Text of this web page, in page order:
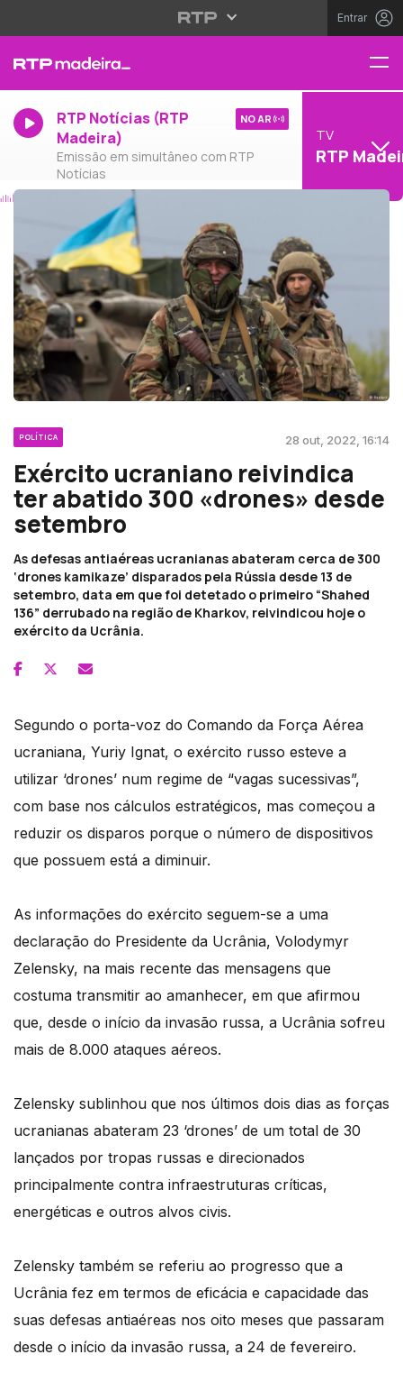
Entrar
RTP Notícias (RTP
Madeira)
Emissão em simultâneo com RTP
Notícias
NO AR
TV
RTP
POLÍTICA 28 out, 2022, 16:14
Exército ucraniano reivindica
ter abatido 300 «drones» desde
setembro
As defesas antiaéreas ucranianas abateram cerca de 300
‘drones kamikaze’ disparados pela Rússia desde 13 de
setembro, data em que foi detetado o primeiro “Shahed
136” derrubado na região de Kharkov, reivindicou hoje o
exército da Ucrânia.
Segundo o porta-voz do Comando da Força Aérea
ucraniana, Yuriy Ignat, o exército russo esteve a
utilizar ‘drones’ num regime de “vagas sucessivas”,
com base nos cálculos estratégicos, mas começou a
reduzir os disparos porque o número de dispositivos
que possuem está a diminuir.
As informações do exército seguem-se a uma
declaração do Presidente da Ucrânia, Volodymyr
Zelensky, na mais recente das mensagens que
costuma transmitir ao amanhecer, em que afirmou
que, desde o início da invasão russa, a Ucrânia sofreu
mais de 8.000 ataques aéreos.
Zelensky sublinhou que nos últimos dois dias as forças
ucranianas abateram 23 ‘drones’ de um total de 30
lançados por tropas russas e direcionados
principalmente contra infraestruturas críticas,
energéticas e outros alvos civis.
Zelensky também se referiu ao progresso que a
Ucrânia fez em termos de eficácia e capacidade das
suas defesas antiaéreas nos oito meses que passaram
desde o início da invasão russa, a 24 de fevereiro.